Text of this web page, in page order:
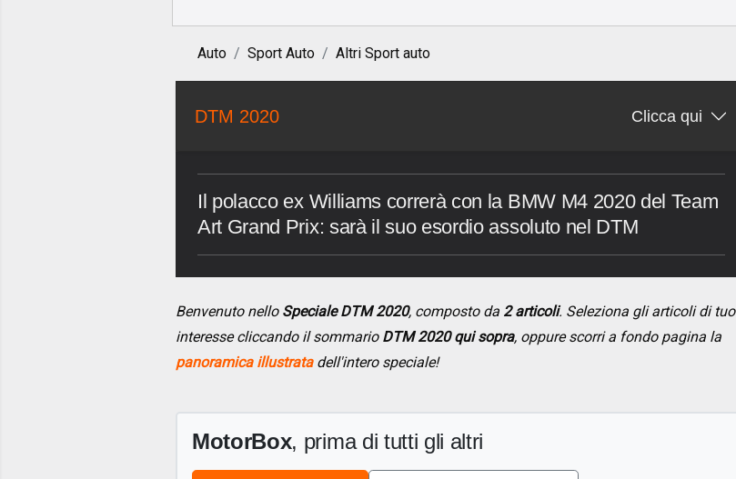
Auto Sport Auto Altri Sport auto
DTM 2020 Clicca qui
Il polacco ex Williams correrà con la BMW M4 2020 del Team
Art Grand Prix: sarà il suo esordio assoluto nel DTM
Benvenuto nello Speciale DTM 2020, composto da 2 articoli. Seleziona gli articoli di tuo
interesse cliccando il sommario DTM 2020 qui sopra, oppure scorri a fondo pagina la
panoramica illustratadell'intero speciale!
MotorBox, prima di tutti gli altri